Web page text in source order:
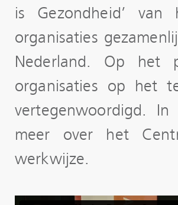
is Gezondheid’
organisaties
Nederland. Op het
organisaties op het
vertegenwoordigd.
meer over het
werkwijze.